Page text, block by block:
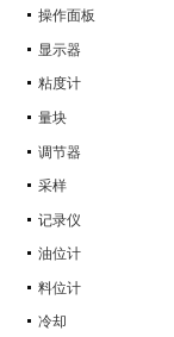
操作面板
显示器
粘度计
量块
调节器
采样
记录仪
油位计
料位计
冷却